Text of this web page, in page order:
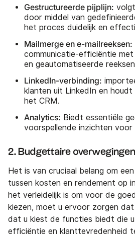
Gestructureerde pijplijn:
door middel van
het proces duidelijk en
Mailmerge en e-mailreeksen:
communicatie-efficiëntie
en geautomatiseerde
LinkedIn-verbinding:
klanten uit LinkedIn en houdt
het CRM.
Analytics: Biedt essentiële
voorspellende inzichten voor
2. Budgettaire overwegingen
Het is van cruciaal belang om
tussen kosten en rendement op
het verleidelijk is om voor de
kiezen, moet u ervoor zorgen
dat u kiest de functies biedt die
efficiëntie en klanttevredenheid